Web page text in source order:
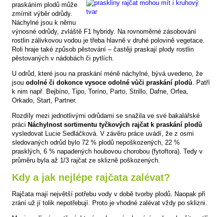
praskáním plodů může
zmírnit výběr odrůdy.
Náchylné jsou k němu
výnosné odrůdy, zvláště F1 hybridy. Na rovnoměrné zásobování
rostlin zálivkovou vodou je třeba hlavně v druhé polovině vegetace.
Roli hraje také způsob pěstování – častěji praskají plody rostlin
pěstovaných v nádobách či pytlích.
U odrůd, které jsou na praskání méně náchylné, bývá uvedeno, že
jsou odolné či dokonce vysoce odolné vůči praskání plodů . Patří
k nim např. Bejbíno, Tipo, Toríno, Parto, Strillo, Dafne, Orfea,
Orkado, Start, Partner.
Rozdíly mezi jednotlivými odrůdami se snažila ve své bakalářské
práci Náchylnost sortimentu tyčkových rajčat k praskání plodů
vysledovat Lucie Sedláčková. V závěru práce uvádí, že z osmi
sledovaných odrůd bylo 72 % plodů nepoškozených, 22 %
prasklých, 6 % napadených houbovou chorobou (fytoftora). Tedy v
průměru byla až 1/3 rajčat ze sklizně poškozených.
Kdy a jak nejlépe rajčata zalévat?
Rajčata mají největší potřebu vody v době tvorby plodů. Naopak při
zrání už jí tolik nepotřebují. Proto je vhodné zalévat vždy po sklizni.